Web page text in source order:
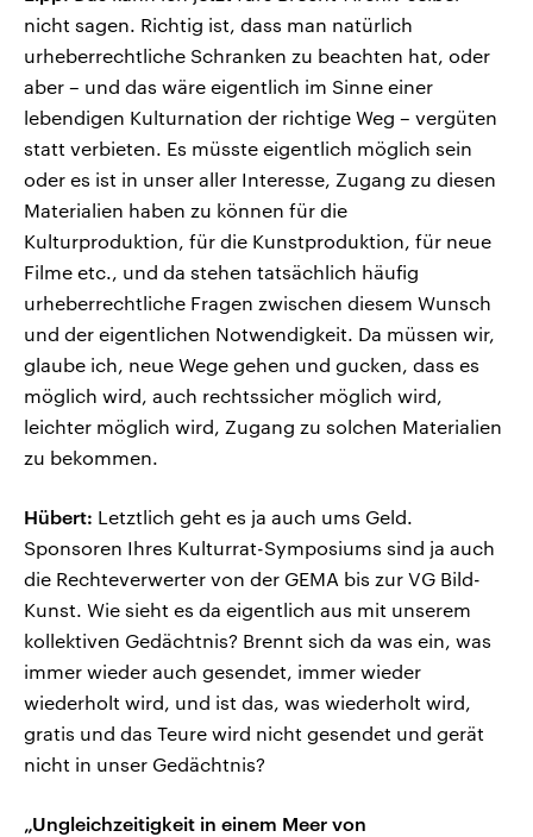
nicht sagen. Richtig ist, dass man natürlich
urheberrechtliche Schranken zu beachten hat, oder
aber – und das wäre eigentlich im Sinne einer
lebendigen Kulturnation der richtige Weg – vergüten
statt verbieten. Es müsste eigentlich möglich sein
oder es ist in unser aller Interesse, Zugang zu diesen
Materialien haben zu können für die
Kulturproduktion, für die Kunstproduktion, für neue
Filme etc., und da stehen tatsächlich häufig
urheberrechtliche Fragen zwischen diesem Wunsch
und der eigentlichen Notwendigkeit. Da müssen wir,
glaube ich, neue Wege gehen und gucken, dass es
möglich wird, auch rechtssicher möglich wird,
leichter möglich wird, Zugang zu solchen Materialien
zu bekommen.
Hübert: Letztlich geht es ja auch ums Geld.
Sponsoren Ihres Kulturrat-Symposiums sind ja auch
die Rechteverwerter von der GEMA bis zur VG Bild-
Kunst. Wie sieht es da eigentlich aus mit unserem
kollektiven Gedächtnis? Brennt sich da was ein, was
immer wieder auch gesendet, immer wieder
wiederholt wird, und ist das, was wiederholt wird,
gratis und das Teure wird nicht gesendet und gerät
nicht in unser Gedächtnis?
„Ungleichzeitigkeit in einem Meer von